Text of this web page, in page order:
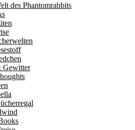
des Phantomrabbits
Gewitter